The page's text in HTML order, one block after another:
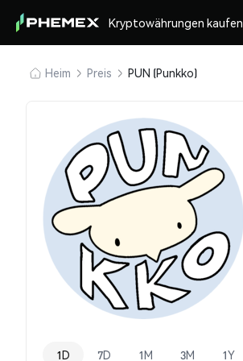
Kryptowährungen kaufen
Heim Preis PUN (Punkko)
1D 7D 1M 3M 1Y